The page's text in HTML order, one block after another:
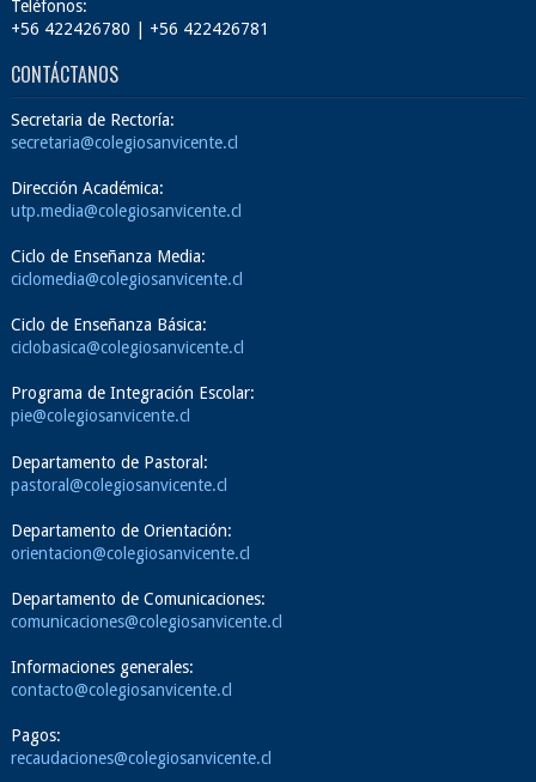
Teléfonos:
+56 422426780 | +56 422426781
CONTÁCTANOS
Secretaria de Rectoría:
secretaria@colegiosanvicente.cl
Dirección Académica:
utp.media@colegiosanvicente.cl
Ciclo de Enseñanza Media:
ciclomedia@colegiosanvicente.cl
Ciclo de Enseñanza Básica:
ciclobasica@colegiosanvicente.cl
Programa de Integración Escolar:
pie@colegiosanvicente.cl
Departamento de Pastoral:
pastoral@colegiosanvicente.cl
Departamento de Orientación:
orientacion@colegiosanvicente.cl
Departamento de Comunicaciones:
comunicaciones@colegiosanvicente.cl
Informaciones generales:
contacto@colegiosanvicente.cl
Pagos:
recaudaciones@colegiosanvicente.cl